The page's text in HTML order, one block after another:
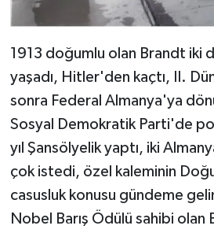
1913 doğumlu olan Brandt iki
yaşadı, Hitler'den kaçtı, II.
sonra Federal Almanya'ya
Sosyal Demokratik Parti'de
yıl Şansölyelik yaptı, iki
çok istedi, özel kaleminin
casusluk konusu gündeme
Nobel Barış Ödülü sahibi olan